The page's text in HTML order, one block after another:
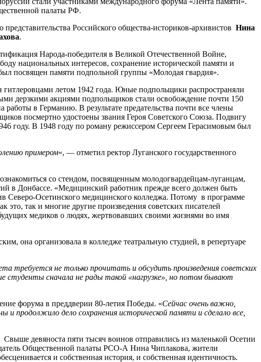
палаты РФ.
Российского общества-историков-архивистов Нина
.
Народа-победителя в Великой Отечественной Войне,
национальных интересов, сохранение исторической памяти и
посвящен памяти подпольной группы «Молодая гвардия».
летом 1942 года. Юные подпольщики распространяли
дерзкими акциями подпольщиков стали освобождение почти 150
в Германию. В результате предательства почти все члены
посмертно удостоены звания Героя Советского Союза. Подвигу
году. В 1948 году по роману режиссером Сергеем Герасимовым был
примером«, — отметил ректор Луганского государственного
со стендом, посвященным молодогвардейцам-луганцам,
в Донбассе. «Медицинский работник прежде всего должен быть
Северо-Осетинского медицинского колледжа. Потому в программе
это, так и многие другие произведения советских писателей
медиков о людях, жертвовавших своими жизнями во имя
она организовала в колледже театральную студией, в репертуаре
требуется не только прочитать и обсудить произведения советских
сначала не рады такой «нагрузке», но потом бывают
форума в преддверии 80-летия Победы. «Сейчас очень важно,
продолжило дело сохранения исторической памяти и сделало все,
девяноста пяти тысяч воинов отправились из маленькой Осетии
Общественной палаты РСО-А Нина Чиплакова, жители
и собственная история, и собственная идентичность.